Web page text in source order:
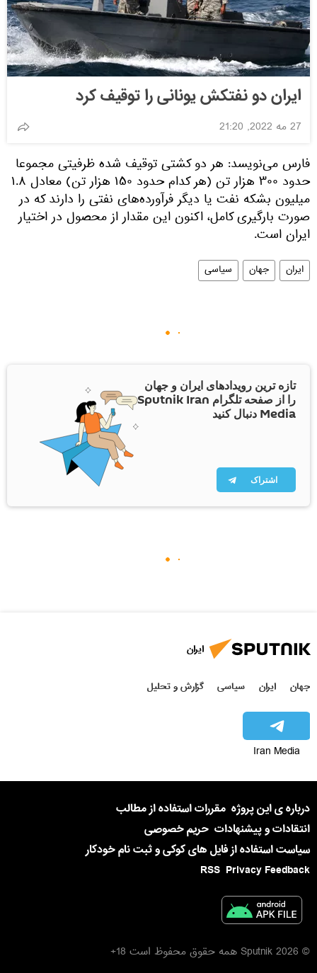
ایران دو نفتکش یونانی را توقیف کرد
27 مه 2022, 21:20
فارس می‌نویسد: هر دو کشتی توقیف شده ظرفیتی مجموعا
حدود ۳۰۰ هزار تن (هر کدام حدود ۱۵۰ هزار تن) معادل ۱.۸
میلیون بشکه نفت یا دیگر فرآورده‌های نفتی را دارند که در
صورت بارگیری کامل، اکنون این مقدار از محصول در اختیار
ایران است.
ایران جهان سیاسی
تازه ترین رویدادهای ایران و جهان
را از صفحه تلگرام Sputnik Iran
Media دنبال کنید
اشتراک
ایران
جهان ایران سیاسی گزارش و تحلیل
Iran Media
درباره ی این پروژه مقررات استفاده از مطالب
انتقادات و پیشنهادات حریم خصوصی
سیاست استفاده از فایل های کوکی و ثبت نام خودکار
Privacy Feedback
RSS
© 2026 Sputnik همه حقوق محفوظ است 18+